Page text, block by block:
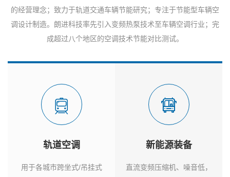
的经营理念；致力于轨道交通车辆节能研究；专注于节能型车辆空
调设计制造。朗进科技率先引入变频热泵技术至车辆空调行业；完
成超过八个地区的空调技术节能对比测试。
轨道空调
用于各城市跨坐式/吊挂式
新能源装备
直流变频压缩机、噪音低，